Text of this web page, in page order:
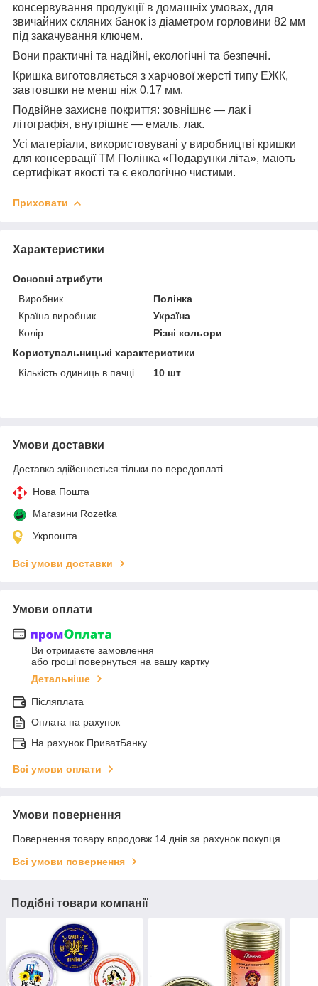
консервування продукції в домашніх умовах, для
звичайних скляних банок із діаметром горловини 82 мм
під закачування ключем.
Вони практичні та надійні, екологічні та безпечні.
Кришка виготовляється з харчової жерсті типу ЕЖК,
завтовшки не менш ніж 0,17 мм.
Подвійне захисне покриття: зовнішнє — лак і
літографія, внутрішнє — емаль, лак.
Усі матеріали, використовувані у виробництві кришки
для консервації ТМ Полінка «Подарунки літа», мають
сертифікат якості та є екологічно чистими.
Приховати
Характеристики
Основні атрибути
Виробник
Полінка
Країна виробник
Україна
Колір
Різні кольори
Користувальницькі характеристики
Кількість одиниць в пачці
10 шт
Умови доставки
Доставка здійснюється тільки по передоплаті.
Нова Пошта
Магазини Rozetka
Укрпошта
Всі умови доставки
Умови оплати
Ви отримаєте замовлення
або гроші повернуться на вашу картку
Детальніше
Післяплата
Оплата на рахунок
На рахунок ПриватБанку
Всі умови оплати
Умови повернення
Повернення товару впродовж 14 днів за рахунок покупця
Всі умови повернення
Подібні товари компанії